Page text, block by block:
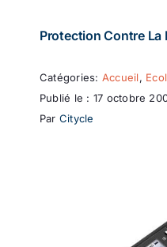
Protection Contre La
Catégories: Accueil,
Publié le : 17 octobre
Par Citycle